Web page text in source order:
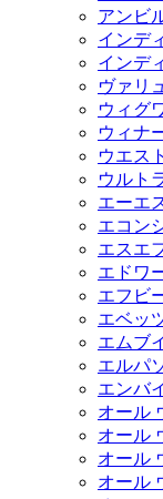
アンビ
インデ
インデ
ヴァリ
ウィグ
ウィナ
ウエス
ウルト
エーエ
エコン
エスエ
エドワ
エフビ
エベッ
エムブ
エルパ
エンバ
オール
オール
オール
オール